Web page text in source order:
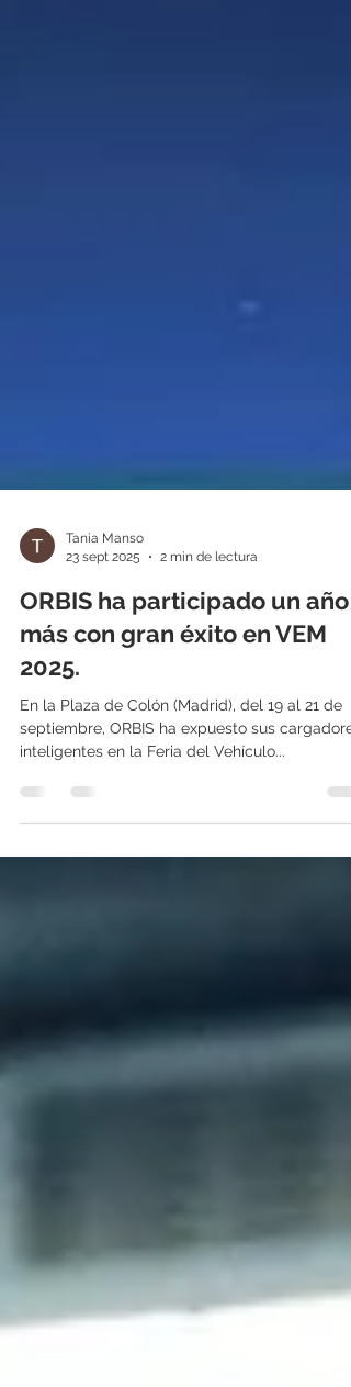
Tania Manso
23 sept 2025
2 min de lectura
ORBIS ha participado un año
más con gran éxito en VEM
2025.
En la Plaza de Colón (Madrid), del 19 al 21 de